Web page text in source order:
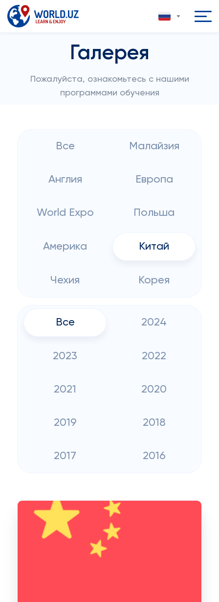
Галерея
Пожалуйста, ознакомьтесь с нашими
программами обучения
Все Малайзия
Англия Европа
World Expo Польша
Америка Китай
Чехия Корея
Все 2024
2023 2022
2021 2020
2019 2018
2017 2016